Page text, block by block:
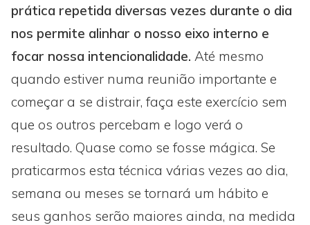
prática repetida diversas vezes durante o dia
nos permite alinhar o nosso eixo interno e
focar nossa intencionalidade. Até mesmo
quando estiver numa reunião importante e
começar a se distrair, faça este exercício sem
que os outros percebam e logo verá o
resultado. Quase como se fosse mágica. Se
praticarmos esta técnica várias vezes ao dia,
semana ou meses se tornará um hábito e
seus ganhos serão maiores ainda, na medida